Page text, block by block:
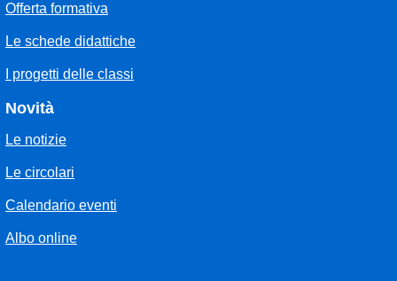
Offerta formativa
Le schede didattiche
I progetti delle classi
Novità
Le notizie
Le circolari
Calendario eventi
Albo online